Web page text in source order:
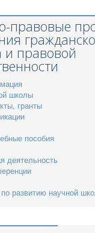
правовые
и правовой
школы
гранты
пособия
деятельность
развитию научной